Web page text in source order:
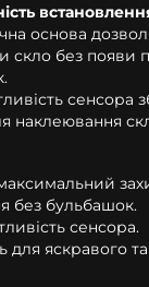
основа
скло без появи
сенсора
наклеювання
без бульбашок.
сенсора.
для яскравого та